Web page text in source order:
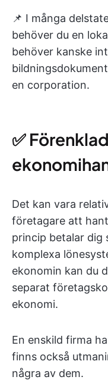
📌 I många
behöver du en
behöver kanske
en corporation.
✅ Förenklad
Det kan vara
företagare att
princip betalar dig
komplexa
ekonomin kan du
separat
ekonomi.
En enskild firma
finns också
några av dem.